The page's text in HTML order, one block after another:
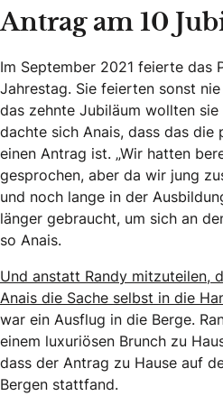
Antrag am 10
Im September 2021 feierte das
Jahrestag. Sie feierten sonst
das zehnte Jubiläum wollten
dachte sich Anais, dass das die
einen Antrag ist. „Wir hatten
gesprochen, aber da wir jung
und noch lange in der
länger gebraucht, um sich an
so Anais.
Und anstatt Randy mitzuteilen,
Anais die Sache selbst in die
war ein Ausflug in die Berge.
einem luxuriösen Brunch zu
dass der Antrag zu Hause auf
Bergen stattfand.